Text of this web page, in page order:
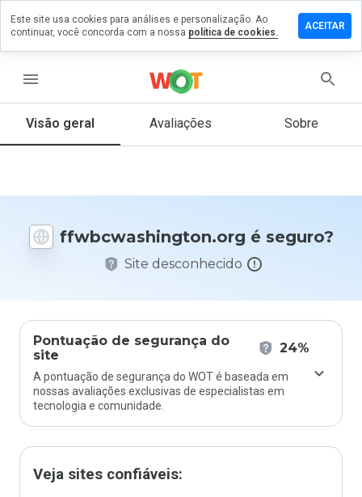
menu
Visão geral Avaliações Sobre
ffwbcwashington.org é seguro?
Site desconhecido
Pontuação de segurança do
site
24%
A pontuação de segurança do WOT é baseada em
nossas avaliações exclusivas de especialistas em
tecnologia e comunidade.
Veja sites confiáveis:
em
De 1
nota
daria
este
Este site usa cookies para análises e personalização. Ao
continuar, você concorda com a nossa política de cookies.
ACEITAR